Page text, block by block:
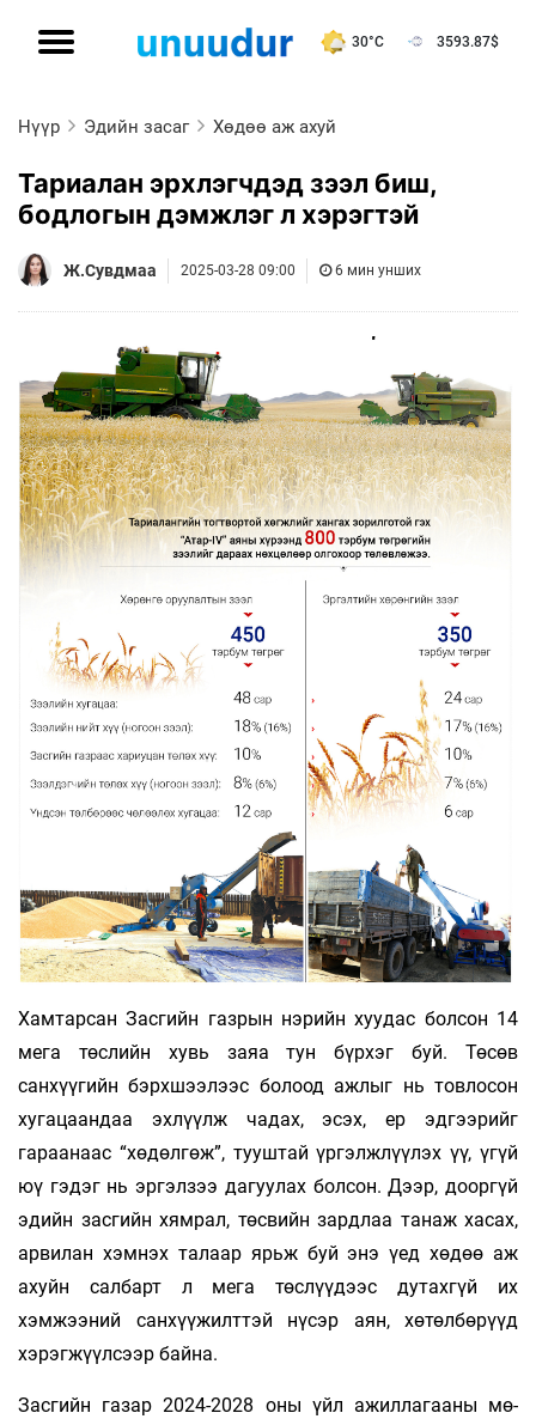
30°C 3593.87$
Нүүр Эдийн засаг Хөдөө аж ахуй
Тариалан эрхлэгчдэд зээл биш,
бодлогын дэмжлэг л хэрэгтэй
Ж.Сувдмаа 2025-03-28 09:00 6 мин унших
Хамтарсан Засгийн газрын нэрийн хуудас бол­­­сон 14
мега төслийн хувь заяа тун бүрхэг буй. Төсөв
санхүүгийн бэрхшээлээс болоод аж­­­лыг нь товлосон
хугацаандаа эхлүүлж чадах, эсэх, ер эдгээрийг
гараанаас “хөдөлгөж”, тууштай үр­гэлж­­лүү­­лэх үү, үгүй
юү гэдэг нь эргэлзээ дагуулах бол­сон. Дээр, дооргүй
эдийн засгийн хямрал, төсвийн зард­­лаа танаж хасах,
арвилан хэмнэх талаар ярьж буй энэ үед хөдөө аж
ахуйн салбарт л мега төс­­­лүү­­дээс дутахгүй их
хэмжээний санхүүжилттэй нү­­сэр аян, хөтөлбөрүүд
хэрэгжүүлсээр байна.
Засгийн газар 2024-2028 оны үйл ажилла­­­­­­­­­­­­­­­­­­­­­­­гааны мө­­­